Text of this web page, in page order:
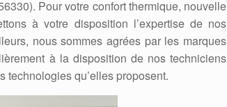
Pour votre confort thermique, nouvelle
à votre disposition l’expertise de nos
nous sommes agrées par les marques
à la disposition de nos techniciens
technologies qu’elles proposent.